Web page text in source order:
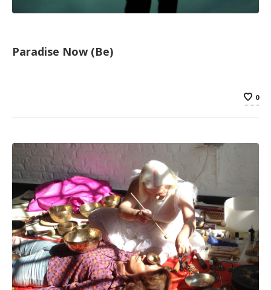
Paradise Now (Be)
0